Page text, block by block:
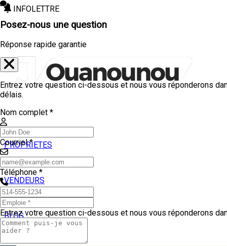
INFOLETTRE
PROPRIETES
ACHETEURS
VENDEURS
TEMOIGNAGES
BLOG
OUTILS
Posez-nous une question
Réponse rapide garantie
Entrez votre question ci-dessous et nous vous réponderons
délais.
Nom complet *
Courriel *
Téléphone *
Entrez votre question ci-dessous et nous vous réponderons